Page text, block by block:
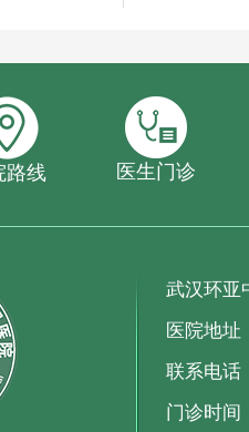
路线 医生门诊
武汉环亚
医院地址
联系电话
门诊时间